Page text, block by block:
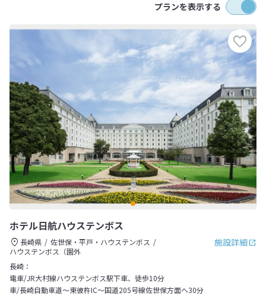
プランを表示する
ホテル日航ハウステンボス
施設詳細
長崎県
佐世保・平戸・ハウステンボス
ハウステンボス（園外
長崎：
電車/JR大村線ハウステンボス駅下車、徒歩10分
車/長崎自動車道～東彼杵IC～国道205号線佐世保方面へ30分